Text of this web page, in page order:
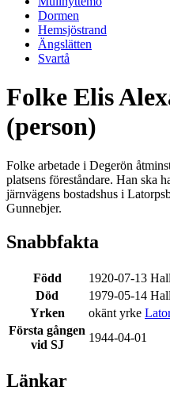
Dormen
Hemsjöstrand
Ängslätten
Svartå
Folke Elis
(person)
Folke arbetade i Degerön
platsens föreståndare. Han ska
järnvägens bostadshus i
Gunnebjer.
Snabbfakta
Född
1920-07-13
Död
1979-05-14
Yrken
okänt yrke
Första gången
vid SJ
1944-04-01
Länkar